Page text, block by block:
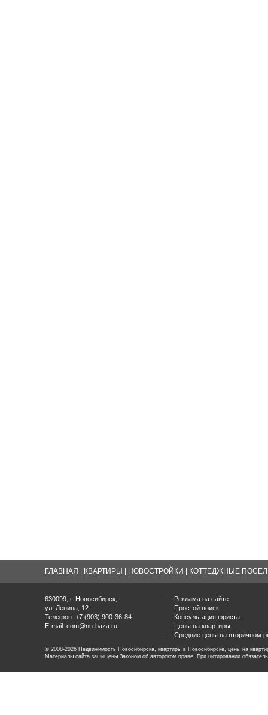
ГЛАВНАЯ КВАРТИРЫ НОВОСТРОЙКИ КОТТЕДЖНЫЕ
630099, г. Новосибирск,
ул. Ленина, 12
Телефон: +7 (903) 900-36-84
E-mail: com@nn-baza.ru
Реклама на сайте
Простой поиск
Консультация юриста
Цены на квартиры
Средние цены на вторичном
© 2008-2026 Недвижимость Новосибирска, квартиры в Новосибирске, цены на
Материалы сайта защищены Законом об авторском праве. При цитировании